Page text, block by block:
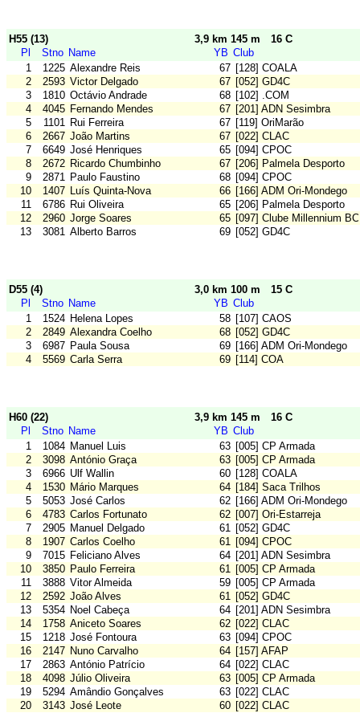
H55 (13) 3,9 km 145 m
16 C
Pl
Stno Name YB Club
1
1225 Alexandre Reis 67 [128] COALA
2
2593 Victor Delgado 67 [052] GD4C
3
1810 Octávio Andrade 68 [102] .COM
4
4045 Fernando Mendes 67 [201] ADN Sesimbra
5
1101 Rui Ferreira 67 [119] OriMarão
6
2667 João Martins 67 [022] CLAC
7
6649 José Henriques 65 [094] CPOC
8
2672 Ricardo Chumbinho 67 [206] Palmela Desporto
9
2871 Paulo Faustino 68 [094] CPOC
10
1407 Luís Quinta-Nova 66 [166] ADM Ori-Mondego
11
6786 Rui Oliveira 65 [206] Palmela Desporto
12
2960 Jorge Soares 65 [097] Clube Millennium
13
3081 Alberto Barros 69 [052] GD4C
D55 (4) 3,0 km 100 m
15 C
Pl
Stno Name YB Club
1
1524 Helena Lopes 58 [107] CAOS
2
2849 Alexandra Coelho 68 [052] GD4C
3
6987 Paula Sousa 69 [166] ADM Ori-Mondego
4
5569 Carla Serra 69 [114] COA
H60 (22) 3,9 km 145 m
16 C
Pl
Stno Name YB Club
1
1084 Manuel Luis 63 [005] CP Armada
2
3098 António Graça 63 [005] CP Armada
3
6966 Ulf Wallin 60 [128] COALA
4
1530 Mário Marques 64 [184] Saca Trilhos
5
5053 José Carlos 62 [166] ADM Ori-Mondego
6
4783 Carlos Fortunato 62 [007] Ori-Estarreja
7
2905 Manuel Delgado 61 [052] GD4C
8
1907 Carlos Coelho 61 [094] CPOC
9
7015 Feliciano Alves 64 [201] ADN Sesimbra
10
3850 Paulo Ferreira 61 [005] CP Armada
11
3888 Vitor Almeida 59 [005] CP Armada
12
2592 João Alves 61 [052] GD4C
13
5354 Noel Cabeça 64 [201] ADN Sesimbra
14
1758 Aniceto Soares 62 [022] CLAC
15
1218 José Fontoura 63 [094] CPOC
16
2147 Nuno Carvalho 64 [157] AFAP
17
2863 António Patrício 64 [022] CLAC
18
4098 Júlio Oliveira 63 [005] CP Armada
19
5294 Amândio Gonçalves 63 [022] CLAC
20
3143 José Leote 60 [022] CLAC